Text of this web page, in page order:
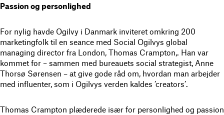
Passion og personlighed
For nylig havde Ogilvy i Danmark inviteret omkring 200
marketingfolk til en seance med Social Ogilvys global
managing director fra London, Thomas Crampton,. Han var
kommet for – sammen med bureauets social strategist, Anne
Thorsø Sørensen – at give gode råd om, hvordan man arbejder
med influenter, som i Ogilvys verden kaldes ’creators’.
Thomas Crampton plæderede især for personlighed og passion